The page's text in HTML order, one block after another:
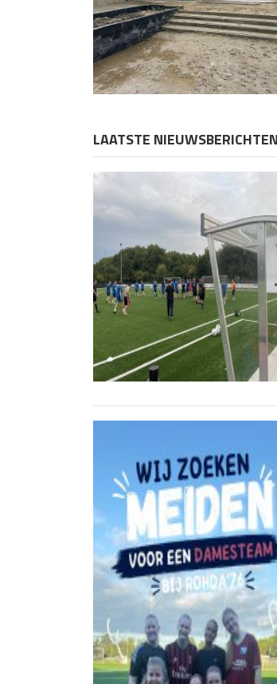
LAATSTE NIEUWSBERICHTEN